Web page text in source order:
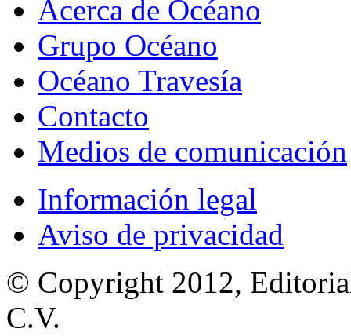
Acerca de Océano
Grupo Océano
Océano Travesía
Contacto
Medios de comunicación
Información legal
Aviso de privacidad
© Copyright 2012,
C.V.